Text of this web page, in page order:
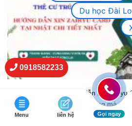
Thẻ cư trú là gì? Hướng dẫn xin Zairyu
Thẻ cư trú là giấy tờ quan trọng mà
0918582233
Menu liên hệ Gọi ngay
Du học Đài